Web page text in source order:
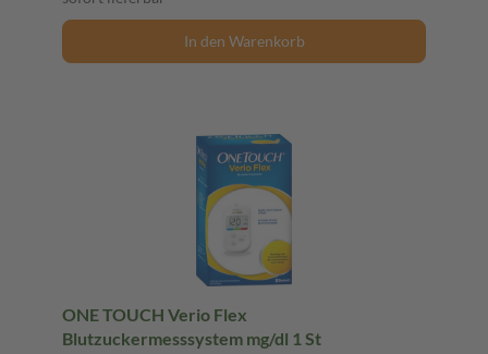
In den Warenkorb
ONE TOUCH Verio Flex
Blutzuckermesssystem mg/dl 1 St